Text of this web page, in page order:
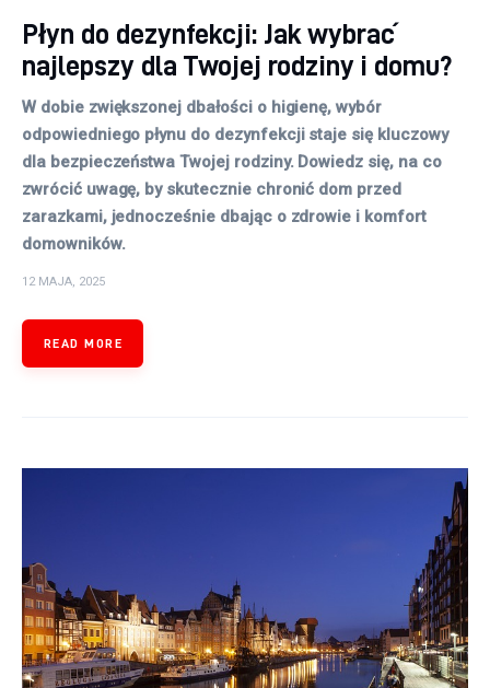
Płyn do dezynfekcji: Jak wybrać
najlepszy dla Twojej rodziny i domu?
W dobie zwiększonej dbałości o higienę, wybór
odpowiedniego płynu do dezynfekcji staje się kluczowy
dla bezpieczeństwa Twojej rodziny. Dowiedz się, na co
zwrócić uwagę, by skutecznie chronić dom przed
zarazkami, jednocześnie dbając o zdrowie i komfort
domowników.
12 MAJA, 2025
READ MORE